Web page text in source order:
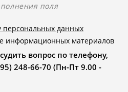
поля
персональных данных
информационных материалов
вопрос по телефону,
248-66-70 (Пн-Пт 9.00 -